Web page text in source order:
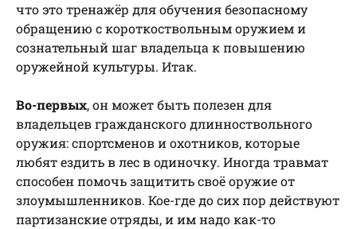
что это тренажёр для обучения безопасному
обращению с короткоствольным оружием и
сознательный шаг владельца к повышению
оружейной культуры. Итак.
Во-первых, он может быть полезен для
владельцев гражданского длинноствольного
оружия: спортсменов и охотников, которые
любят ездить в лес в одиночку. Иногда травмат
способен помочь защитить своё оружие от
злоумышленников. Кое-где до сих пор действуют
партизанские отряды, и им надо как-то